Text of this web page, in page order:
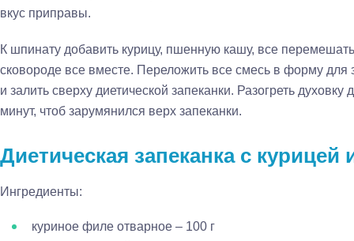
вкус приправы.
К шпинату добавить курицу, пшенную кашу, все
сковороде все вместе. Переложить все смесь в форму
и залить сверху диетической запеканки. Разогреть
минут, чтоб зарумянился верх запеканки.
Диетическая запеканка с курицей
Ингредиенты:
куриное филе отварное – 100 г